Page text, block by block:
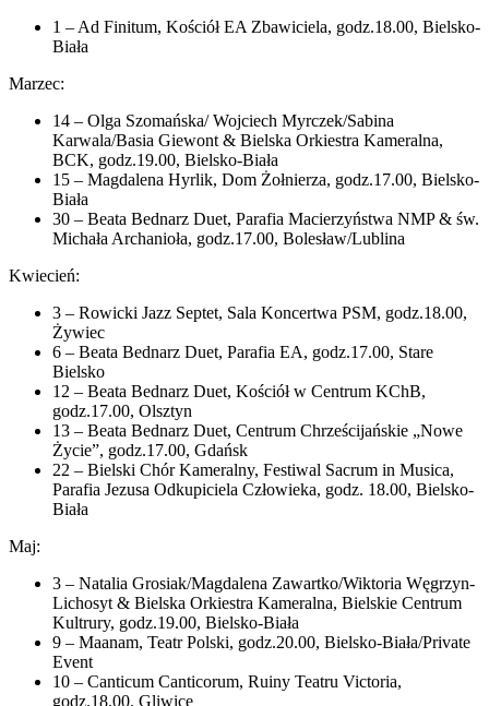
1 – Ad Finitum, Kościół EA Zbawiciela, godz.18.00, Bielsko-
Biała
Marzec:
14 – Olga Szomańska/ Wojciech Myrczek/Sabina
Karwala/Basia Giewont & Bielska Orkiestra Kameralna,
BCK, godz.19.00, Bielsko-Biała
15 – Magdalena Hyrlik, Dom Żołnierza, godz.17.00, Bielsko-
Biała
30 – Beata Bednarz Duet, Parafia Macierzyństwa NMP & św.
Michała Archanioła, godz.17.00, Bolesław/Lublina
Kwiecień:
3 – Rowicki Jazz Septet, Sala Koncertwa PSM, godz.18.00,
Żywiec
6 – Beata Bednarz Duet, Parafia EA, godz.17.00, Stare
Bielsko
12 – Beata Bednarz Duet, Kościół w Centrum KChB,
godz.17.00, Olsztyn
13 – Beata Bednarz Duet, Centrum Chrześcijańskie „Nowe
Życie”, godz.17.00, Gdańsk
22 – Bielski Chór Kameralny, Festiwal Sacrum in Musica,
Parafia Jezusa Odkupiciela Człowieka, godz. 18.00, Bielsko-
Biała
Maj:
3 – Natalia Grosiak/Magdalena Zawartko/Wiktoria Węgrzyn-
Lichosyt & Bielska Orkiestra Kameralna, Bielskie Centrum
Kultrury, godz.19.00, Bielsko-Biała
9 – Maanam, Teatr Polski, godz.20.00, Bielsko-Biała/Private
Event
10 – Canticum Canticorum, Ruiny Teatru Victoria,
godz.18.00, Gliwice